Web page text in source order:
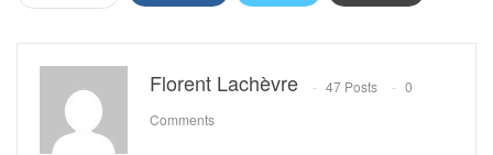
Florent Lachèvre 47 Posts
0
Comments